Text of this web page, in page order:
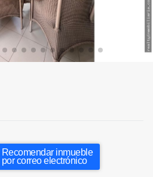
Recomendar inmueble
por correo electrónico